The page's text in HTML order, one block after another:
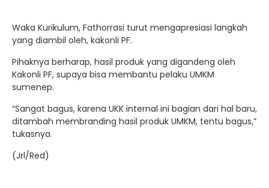
Waka Kurikulum, Fathorrasi turut mengapresiasi langkah
yang diambil oleh, kakonli PF.
Pihaknya berharap, hasil produk yang digandeng oleh
Kakonli PF, supaya bisa membantu pelaku UMKM
sumenep.
“Sangat bagus, karena UKK internal ini bagian dari hal baru,
ditambah membranding hasil produk UMKM, tentu bagus,”
tukasnya.
(Jrl/Red)